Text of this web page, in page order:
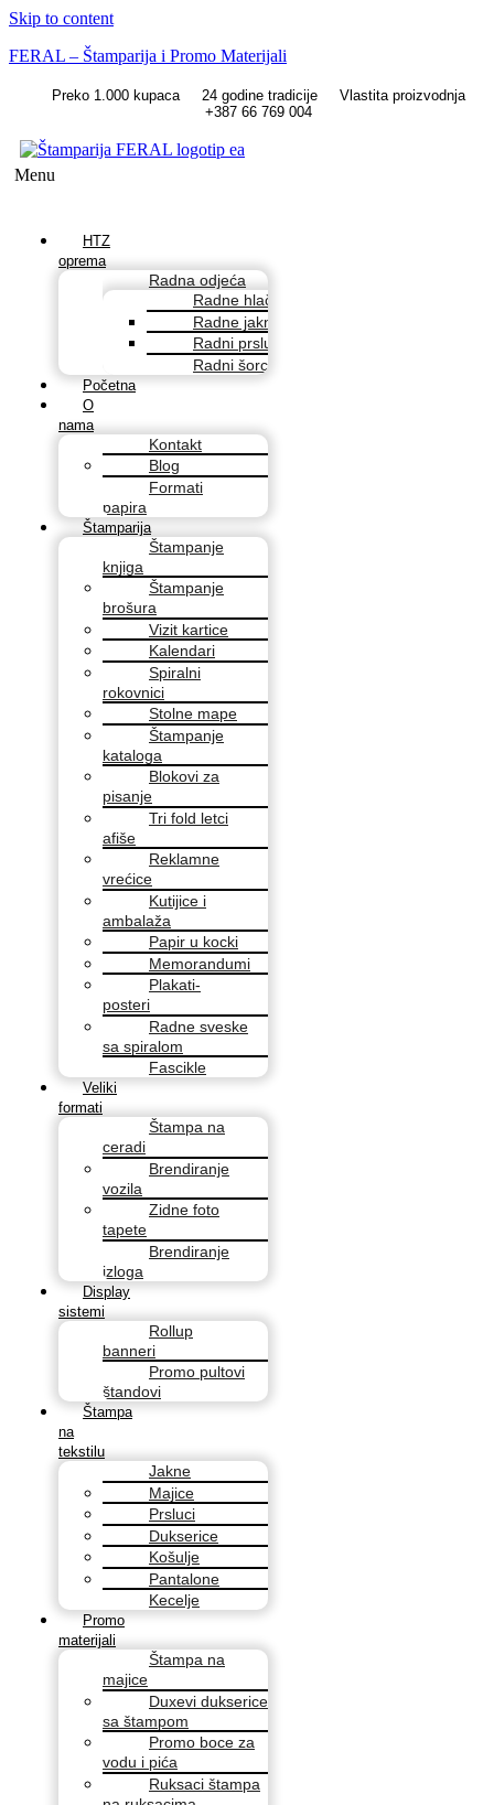
Skip to content
FERAL – Štamparija i Promo Materijali
Preko 1.000 kupaca 24 godine tradicije
Vlastita proizvodnja
+387 66 769 004
Menu
HTZ
oprema
Radna odjeća
Radne hlače
Radne jakne
Radni prsluci
Radni šorcevi
Početna
O
nama
Kontakt
Blog
Formati
papira
Štamparija
Štampanje
knjiga
Štampanje
brošura
Vizit kartice
Kalendari
Spiralni
rokovnici
Stolne mape
Štampanje
kataloga
Blokovi za
pisanje
Tri fold letci
afiše
Reklamne
vrećice
Kutijice i
ambalaža
Papir u kocki
Memorandumi
Plakati-
posteri
Radne sveske
sa spiralom
Fascikle
Veliki
formati
Štampa na
ceradi
Brendiranje
vozila
Zidne foto
tapete
Brendiranje
izloga
Display
sistemi
Rollup
banneri
Promo pultovi
štandovi
Štampa
na
tekstilu
Jakne
Majice
Prsluci
Dukserice
Košulje
Pantalone
Kecelje
Promo
materijali
Štampa na
majice
Duxevi dukserice
sa štampom
Promo boce za
vodu i pića
Ruksaci štampa